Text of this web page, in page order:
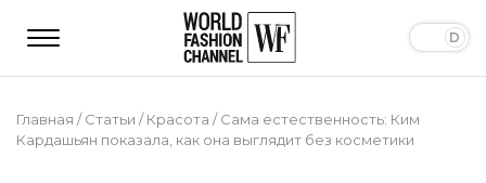
Главная /Статьи /Красота /Сама естественность: Ким
Кардашьян показала, как она выглядит без косметики